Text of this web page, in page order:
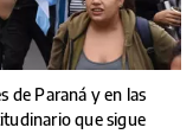
de Paraná y en las
que sigue